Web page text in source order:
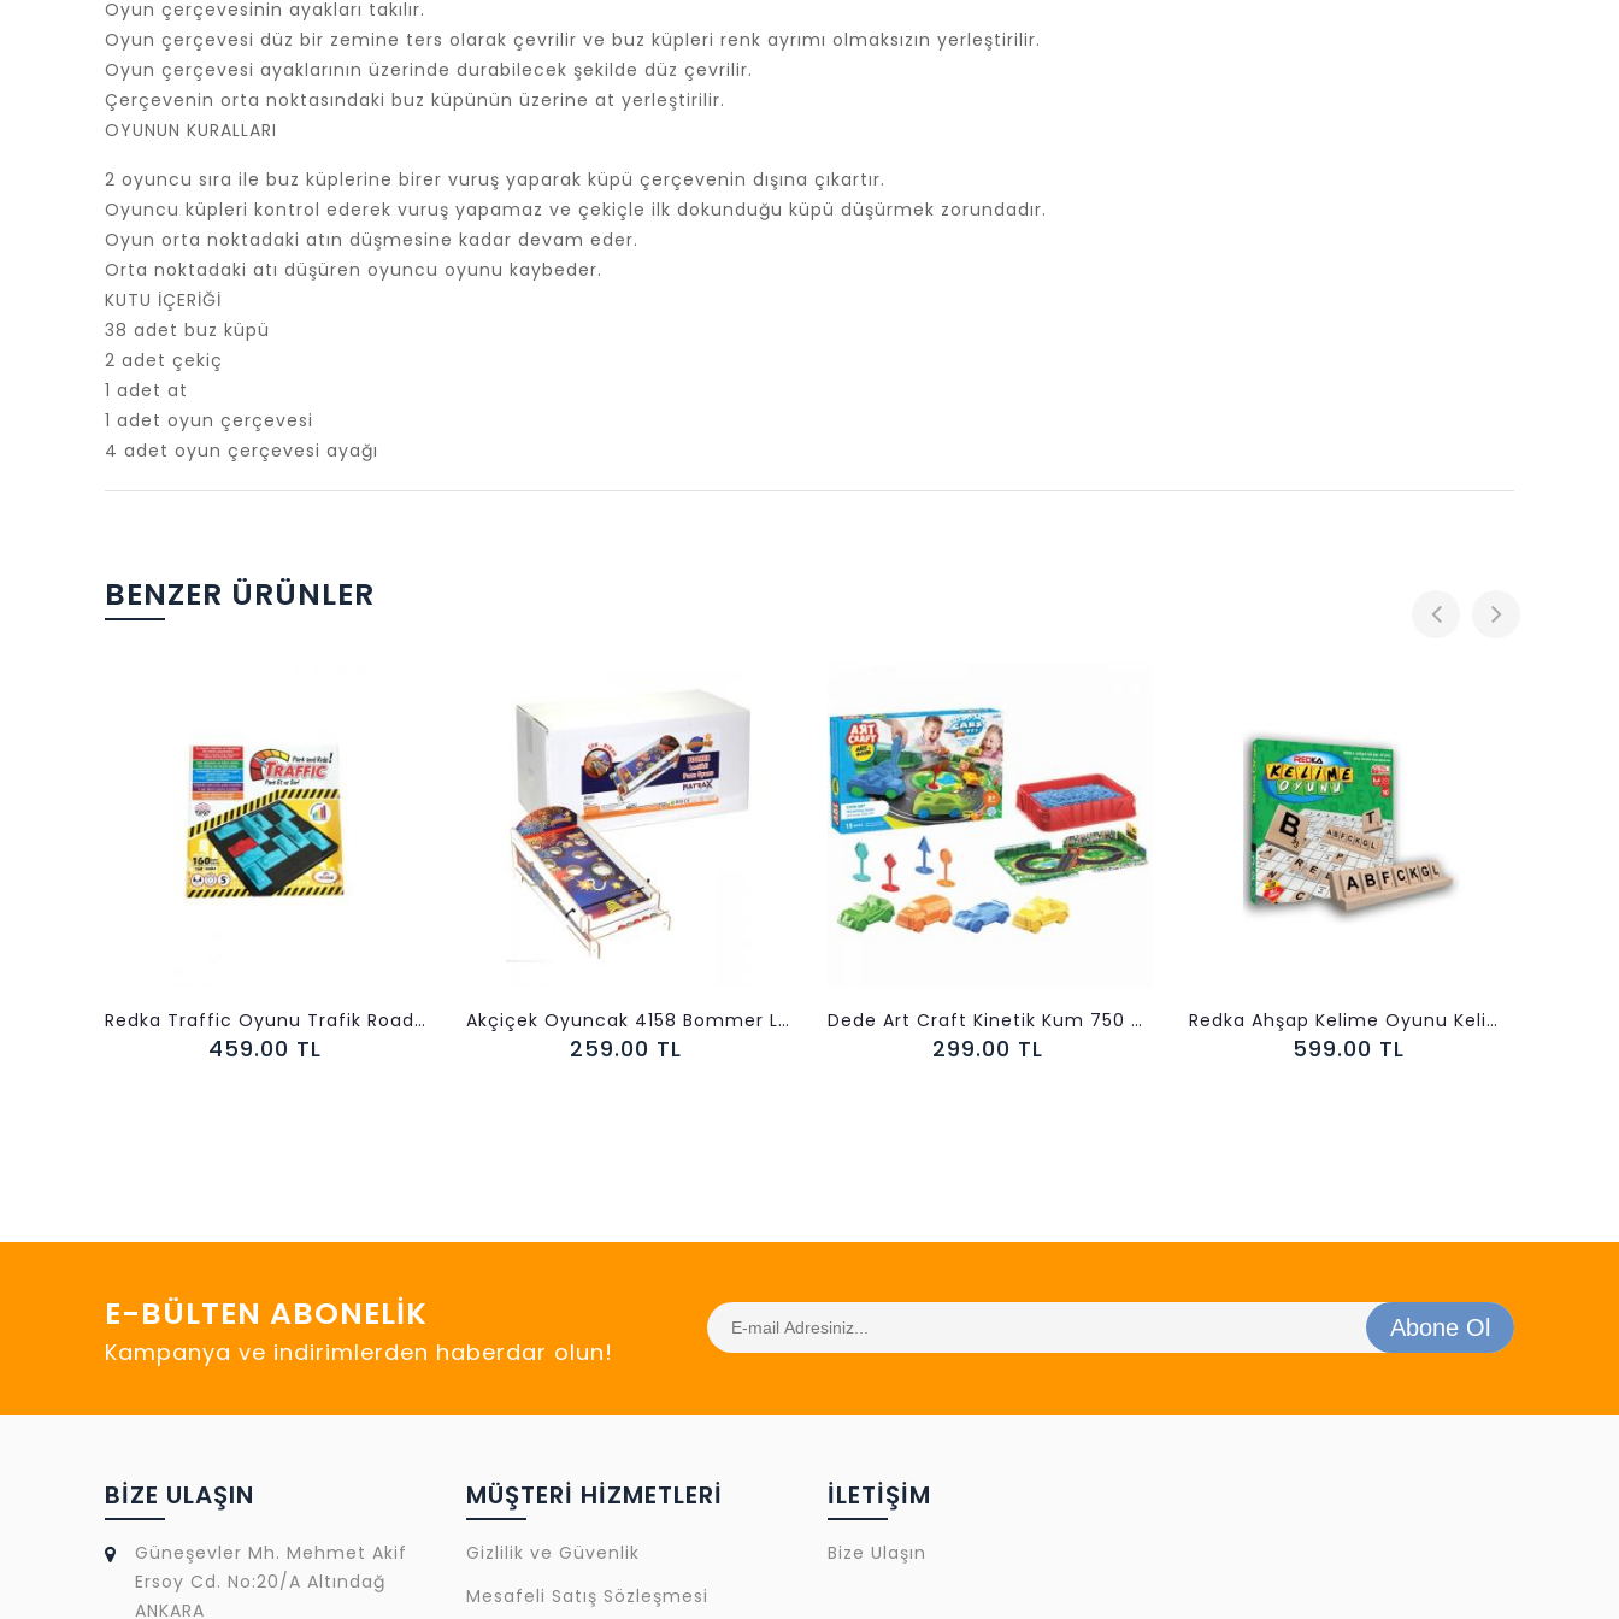
Oyun çerçevesinin ayakları takılır.
Oyun çerçevesi düz bir zemine ters olarak çevrilir ve buz küpleri renk ayrımı olmaksızın yerleştirilir.
Oyun çerçevesi ayaklarının üzerinde durabilecek şekilde düz çevrilir.
Çerçevenin orta noktasındaki buz küpünün üzerine at yerleştirilir.
OYUNUN KURALLARI
2 oyuncu sıra ile buz küplerine birer vuruş yaparak küpü çerçevenin dışına çıkartır.
Oyuncu küpleri kontrol ederek vuruş yapamaz ve çekiçle ilk dokunduğu küpü düşürmek zorundadır.
Oyun orta noktadaki atın düşmesine kadar devam eder.
Orta noktadaki atı düşüren oyuncu oyunu kaybeder.
KUTU İÇERİĞİ
38 adet buz küpü
2 adet çekiç
1 adet at
1 adet oyun çerçevesi
4 adet oyun çerçevesi ayağı
BENZER ÜRÜNLER
Redka Traffic Oyunu Trafik Road Block Park Oyunu Akçiçek Oyuncak 4158 Bommer Lastikli Puan Oyunu Dede Art Craft Kinetik Kum 750 gr Arabalar Seti Redka Ahşap Kelime Oyunu Kelime Türetme Becerisi Redka Orbit Zeka
E-BÜLTEN ABONELIK
Kampanya ve indirimlerden haberdar olun!
Abone Ol
BIZE ULAŞIN
Güneşevler Mh. Mehmet Akif
Ersoy Cd. No:20/A Altındağ
ANKARA
MÜŞTERİ HİZMETLERİ
Gizlilik ve Güvenlik
Mesafeli Satış Sözleşmesi
İLETİŞİM
Bize Ulaşın